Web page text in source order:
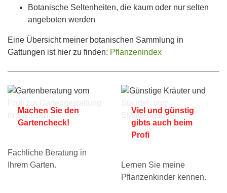
Botanische Seltenheiten, die kaum oder nur selten
angeboten werden
Eine Übersicht meiner botanischen Sammlung in
Gattungen ist hier zu finden: Pflanzenindex
Machen Sie den
Gartencheck!
Fachliche Beratung in
Ihrem Garten.
Viel und günstig
gibts auch beim
Profi
Lernen Sie meine
Pflanzenkinder kennen.